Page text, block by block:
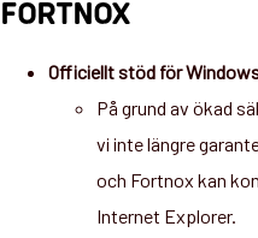
FORTNOX
Officiellt stöd för
På grund av ökad
vi inte längre
och Fortnox kan
Internet Explorer.